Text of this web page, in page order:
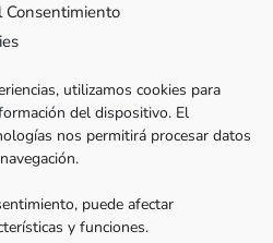
Consentimiento
utilizamos cookies para
del dispositivo. El
nos permitirá procesar datos
puede afectar
y funciones.
envinilook.net